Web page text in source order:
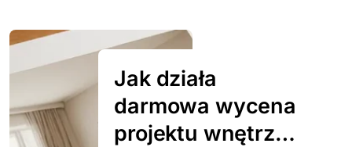
Jak działa
darmowa wycena
projektu wnętrza